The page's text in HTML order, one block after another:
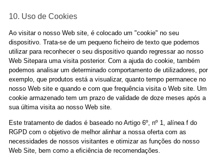
10. Uso de Cookies
Ao visitar o nosso Web site, é colocado um "cookie" no seu
dispositivo. Trata-se de um pequeno ficheiro de texto que podemos
utilizar para reconhecer o seu dispositivo quando regressar ao nosso
Web Sitepara uma visita posterior. Com a ajuda do cookie, também
podemos analisar um determinado comportamento de utilizadores, por
exemplo, que produtos está a visualizar, quanto tempo permanece no
nosso Web site e quando e com que frequência visita o Web site. Um
cookie armazenado tem um prazo de validade de doze meses após a
sua última visita ao nosso Web site.
Este tratamento de dados é baseado no Artigo 6º, nº 1, alínea f do
RGPD com o objetivo de melhor alinhar a nossa oferta com as
necessidades de nossos visitantes e otimizar as funções do nosso
Web Site, bem como a eficiência de recomendações.